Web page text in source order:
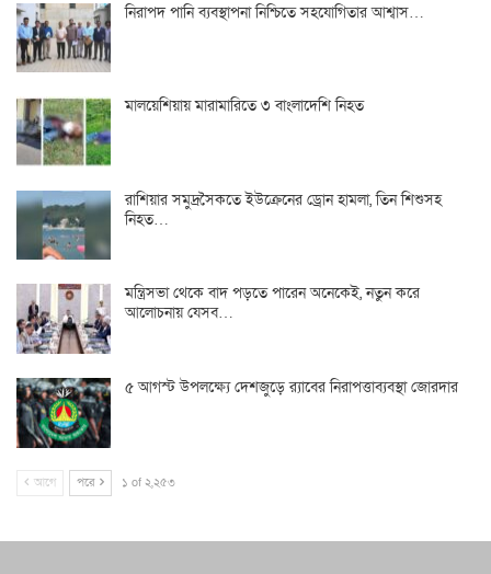
নিরাপদ পানি ব্যবস্থাপনা নিশ্চিতে সহযোগিতার আশ্বাস…
মালয়েশিয়ায় মারামারিতে ৩ বাংলাদেশি নিহত
রাশিয়ার সমুদ্রসৈকতে ইউক্রেনের ড্রোন হামলা, তিন শিশুসহ
নিহত…
মন্ত্রিসভা থেকে বাদ পড়তে পারেন অনেকেই, নতুন করে
আলোচনায় যেসব…
৫ আগস্ট উপলক্ষ্যে দেশজুড়ে র‌্যাবের নিরাপত্তাব্যবস্থা জোরদার
আগে পরে ১ of ২,২৫৩